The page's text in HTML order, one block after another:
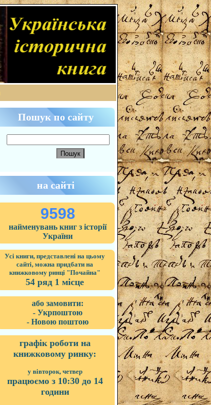
Пошук по сайту
на сайті
9598
найменувань книг з історії
України
Усі книги, представлені на цьому
сайті, можна придбати на
книжковому ринці "Почайна"
54 ряд 1 місце
або замовити:
- Укрпоштою
- Новою поштою
графік роботи на
книжковому ринку:
у вівторок, четвер
працюємо з 10:30 до 14
години